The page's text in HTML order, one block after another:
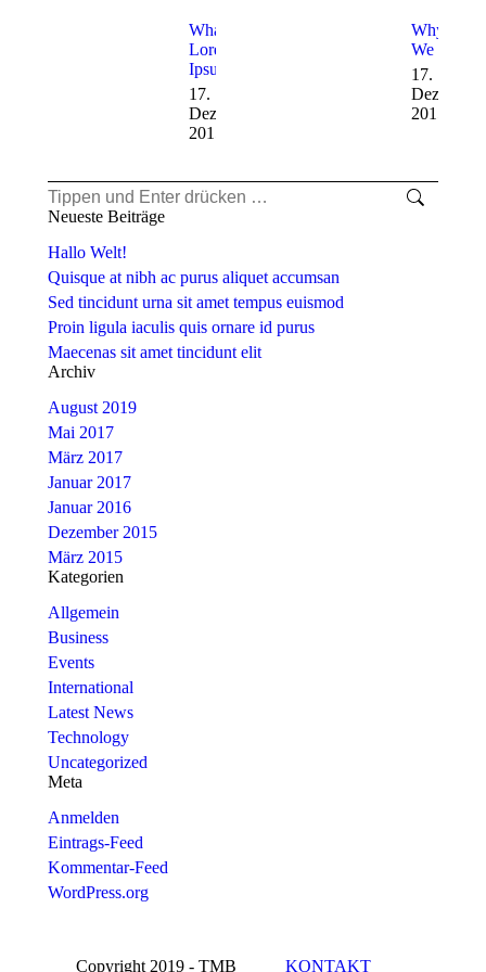
What Is
Lorem
Ipsum
17.
Dezember
2015
Why Do
We Use It
17.
Dezember
2015
Search:
Neueste Beiträge
Hallo Welt!
Quisque at nibh ac purus aliquet accumsan
Sed tincidunt urna sit amet tempus euismod
Proin ligula iaculis quis ornare id purus
Maecenas sit amet tincidunt elit
Archiv
August 2019
Mai 2017
März 2017
Januar 2017
Januar 2016
Dezember 2015
März 2015
Kategorien
Allgemein
Business
Events
International
Latest News
Technology
Uncategorized
Meta
Anmelden
Eintrags-Feed
Kommentar-Feed
WordPress.org
Copyright 2019 - TMB KONTAKT